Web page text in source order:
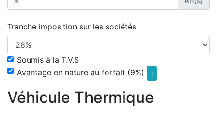
Tranche imposition sur les sociétés
Soumis à la T.V.S
Avantage en nature au forfait (9%)
i
Véhicule Thermique